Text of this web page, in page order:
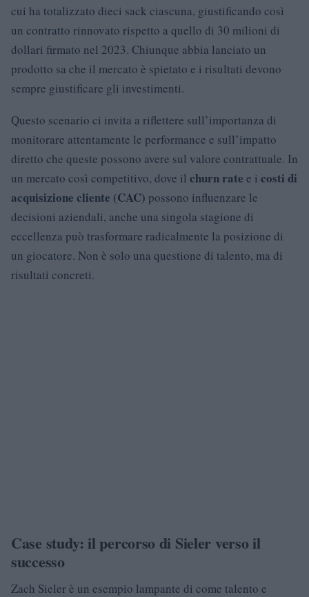
cui ha totalizzato dieci sack ciascuna, giustificando così
un contratto rinnovato rispetto a quello di 30 milioni di
dollari firmato nel 2023. Chiunque abbia lanciato un
prodotto sa che il mercato è spietato e i risultati devono
sempre giustificare gli investimenti.
Questo scenario ci invita a riflettere sull’importanza di
monitorare attentamente le performance e sull’impatto
diretto che queste possono avere sul valore contrattuale. In
un mercato così competitivo, dove il churn rate e i costi di
acquisizione cliente (CAC) possono influenzare le
decisioni aziendali, anche una singola stagione di
eccellenza può trasformare radicalmente la posizione di
un giocatore. Non è solo una questione di talento, ma di
risultati concreti.
Case study: il percorso di Sieler verso il
successo
Zach Sieler è un esempio lampante di come talento e